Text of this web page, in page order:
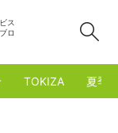
ス
ロ
TOKIZA 夏季